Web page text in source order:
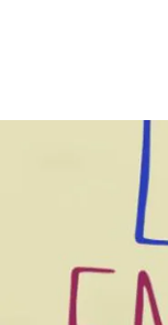
Little English
Academias de idiomas
Carrer Riera de
VISITAR WEB